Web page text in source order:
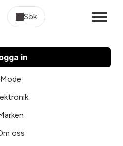
Sök
in
Mode
oss